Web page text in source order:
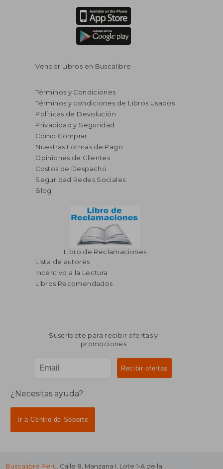
Vender Libros en Buscalibre
Términos y Condiciones
Términos y condiciones de Libros Usados
Políticas de Devolución
Privacidad y Seguridad
Cómo Comprar
Nuestras Formas de Pago
Opiniones de Clientes
Costos de Despacho
Seguridad Redes Sociales
Blog
Libro de Reclamaciones
Lista de autores
Incentivo a la Lectura
Libros Recomendados
Suscríbete para recibir ofertas y
promociones
¿Necesitas ayuda?
Ir a Centro de Soporte
Buscalibre Perú . Calle 8, Manzana I, Lote 1-A de la